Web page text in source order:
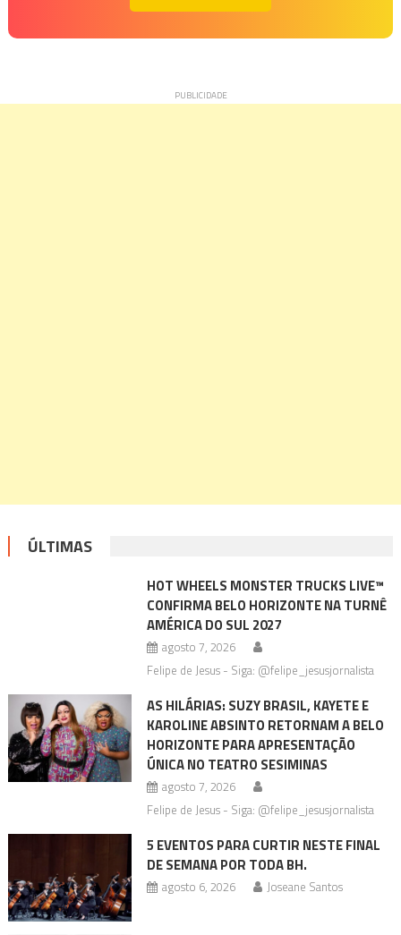
ÚLTIMAS
HOT WHEELS MONSTER TRUCKS LIVE™
CONFIRMA BELO HORIZONTE NA TURNÊ
AMÉRICA DO SUL 2027
agosto 7, 2026
Felipe de Jesus - Siga: @felipe_jesusjornalista
AS HILÁRIAS: SUZY BRASIL, KAYETE E
KAROLINE ABSINTO RETORNAM A BELO
HORIZONTE PARA APRESENTAÇÃO
ÚNICA NO TEATRO SESIMINAS
agosto 7, 2026
Felipe de Jesus - Siga: @felipe_jesusjornalista
5 EVENTOS PARA CURTIR NESTE FINAL
DE SEMANA POR TODA BH.
agosto 6, 2026 Joseane Santos